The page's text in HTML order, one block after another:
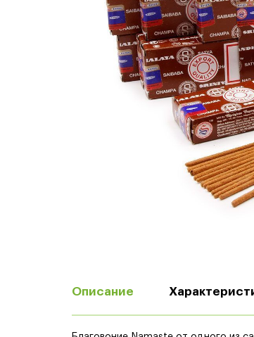
Описание